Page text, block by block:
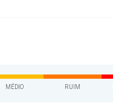
MÉDIO RUIM